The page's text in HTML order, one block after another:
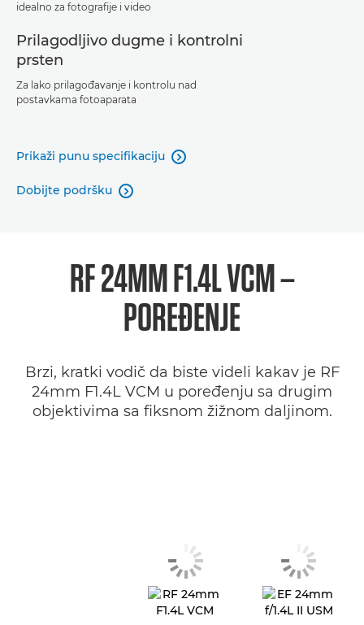
idealno za fotografije i video
Prilagodljivo dugme i kontrolni
prsten
Za lako prilagođavanje i kontrolu nad
postavkama fotoaparata
Prikaži punu specifikaciju 
Dobijte podršku 
RF 24MM F1.4L VCM –
POREĐENJE
Brzi, kratki vodič da biste videli kakav je RF
24mm F1.4L VCM u poređenju sa drugim
objektivima sa fiksnom žižnom daljinom.